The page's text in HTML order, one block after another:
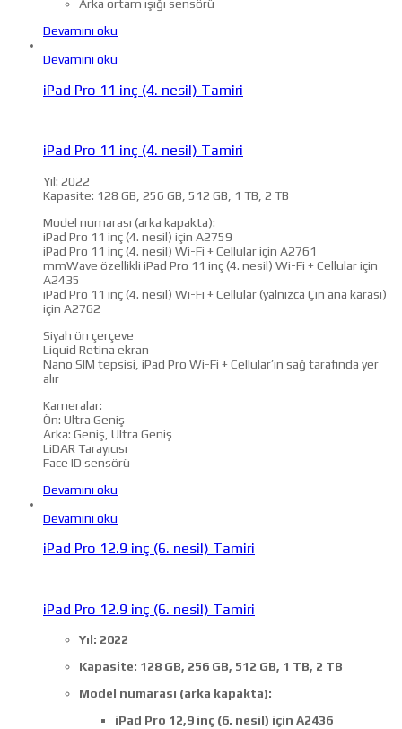
Arka ortam ışığı sensörü
Devamını oku
Devamını oku
iPad Pro 11 inç (4. nesil) Tamiri
iPad Pro 11 inç (4. nesil) Tamiri
Yıl: 2022
Kapasite: 128 GB, 256 GB, 512 GB, 1 TB, 2 TB
Model numarası (arka kapakta):
iPad Pro 11 inç (4. nesil) için A2759
iPad Pro 11 inç (4. nesil) Wi-Fi + Cellular için A2761
mmWave özellikli iPad Pro 11 inç (4. nesil) Wi-Fi + Cellular için
A2435
iPad Pro 11 inç (4. nesil) Wi-Fi + Cellular (yalnızca Çin ana karası)
için A2762
Siyah ön çerçeve
Liquid Retina ekran
Nano SIM tepsisi, iPad Pro Wi-Fi + Cellular’ın sağ tarafında yer
alır
Kameralar:
Ön: Ultra Geniş
Arka: Geniş, Ultra Geniş
LiDAR Tarayıcısı
Face ID sensörü
Devamını oku
Devamını oku
iPad Pro 12.9 inç (6. nesil) Tamiri
iPad Pro 12.9 inç (6. nesil) Tamiri
Yıl: 2022
Kapasite: 128 GB, 256 GB, 512 GB, 1 TB, 2 TB
Model numarası (arka kapakta):
iPad Pro 12,9 inç (6. nesil) için A2436